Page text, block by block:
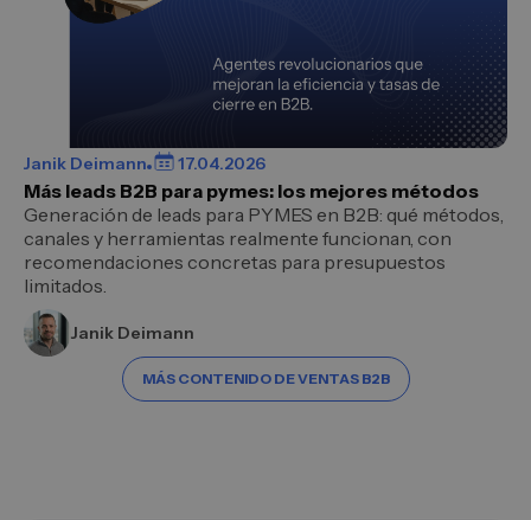
Janik Deimann 17.04.2026
Más leads B2B para pymes: los mejores métodos
Generación de leads para PYMES en B2B: qué métodos,
canales y herramientas realmente funcionan, con
recomendaciones concretas para presupuestos
limitados.
Janik Deimann
MÁS CONTENIDO DE VENTAS B2B